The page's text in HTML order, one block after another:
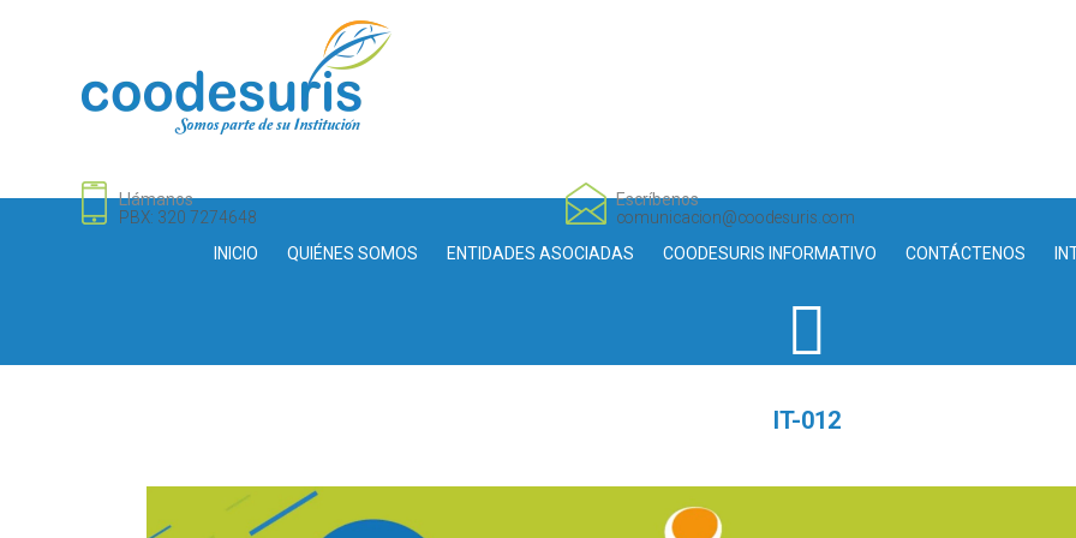
Llámanos
PBX: 320 7274648
Escríbenos
comunicacion@coodesuris.com
INICIO
QUIÉNES SOMOS ENTIDADES ASOCIADAS COODESURIS INFORMATIVO CONTÁCTENOS
IT-012